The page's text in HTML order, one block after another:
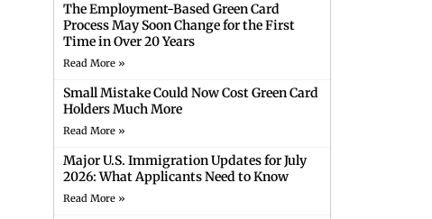
The Employment-Based Green Card
Process May Soon Change for the First
Time in Over 20 Years
Read More »
Small Mistake Could Now Cost Green Card
Holders Much More
Read More »
Major U.S. Immigration Updates for July
2026: What Applicants Need to Know
Read More »